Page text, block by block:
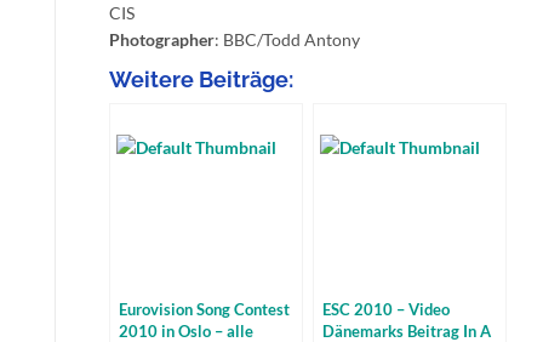
CIS
Photographer: BBC/Todd Antony
Weitere Beiträge:
Eurovision Song Contest
2010 in Oslo – alle
ESC 2010 – Video
Dänemarks Beitrag In A